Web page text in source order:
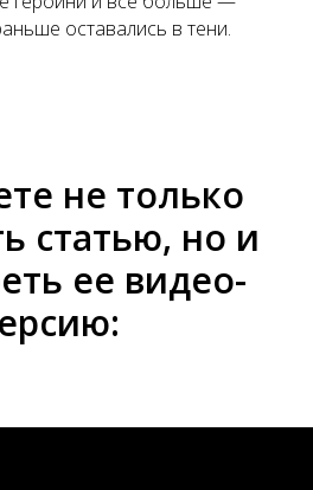
оставались в тени.
не только
статью, но и
ее видео-